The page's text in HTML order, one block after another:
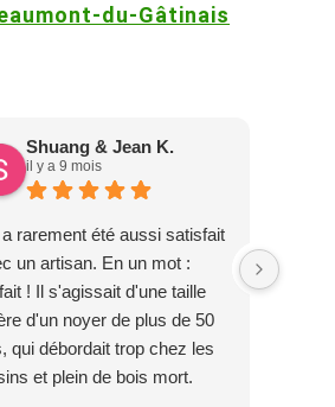
du-Gâtinais
Shuang & Jean K.
il y a 9 mois
rarement été aussi satisfait
un artisan. En un mot :
! Il s'agissait d'une taille
d'un noyer de plus de 50
qui débordait trop chez les
et plein de bois mort.